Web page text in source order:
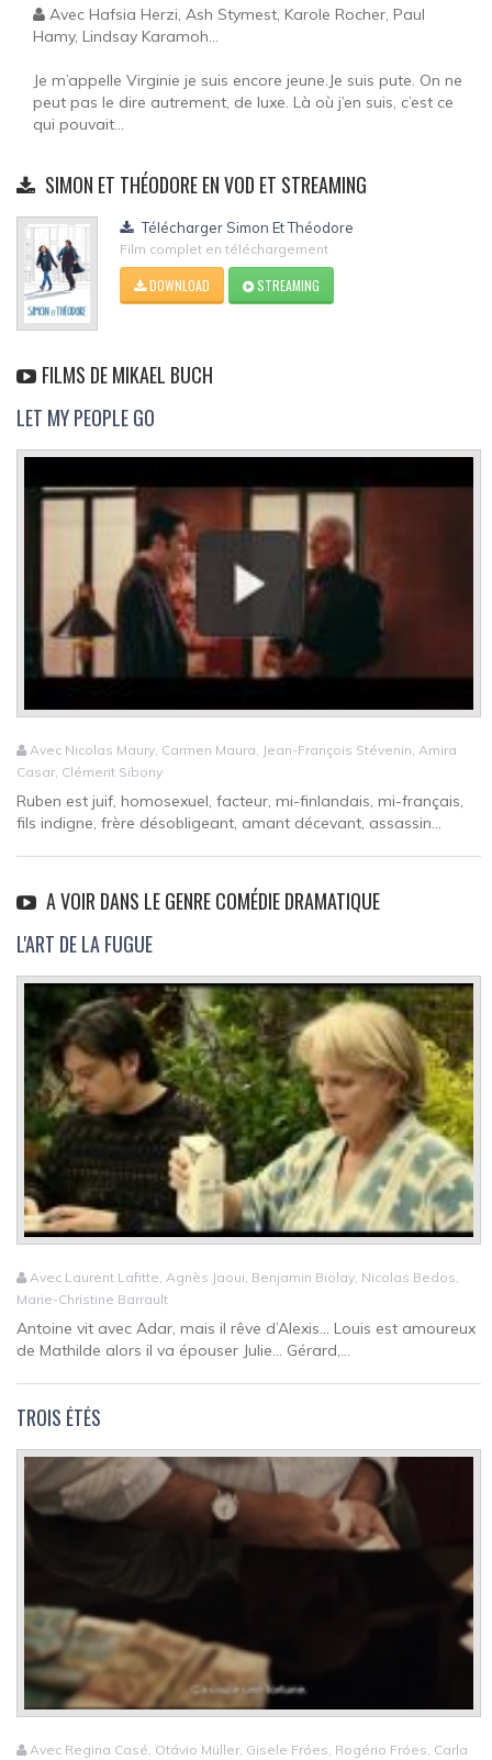
Avec Hafsia Herzi, Ash Stymest, Karole Rocher, Paul
Hamy, Lindsay Karamoh...
Je m’appelle Virginie je suis encore jeune.Je suis pute. On ne
peut pas le dire autrement, de luxe. Là où j’en suis, c’est ce
qui pouvait...
SIMON ET THÉODORE EN VOD ET STREAMING
Télécharger Simon Et Théodore
Film complet en téléchargement
DOWNLOAD STREAMING
FILMS DE MIKAEL BUCH
LET MY PEOPLE GO
Avec Nicolas Maury, Carmen Maura, Jean-François Stévenin, Amira
Casar, Clément Sibony
Ruben est juif, homosexuel, facteur, mi-finlandais, mi-français,
fils indigne, frère désobligeant, amant décevant, assassin...
A VOIR DANS LE GENRE COMÉDIE DRAMATIQUE
L'ART DE LA FUGUE
Avec Laurent Lafitte, Agnès Jaoui, Benjamin Biolay, Nicolas Bedos,
Marie-Christine Barrault
Antoine vit avec Adar, mais il rêve d’Alexis... Louis est amoureux
de Mathilde alors il va épouser Julie... Gérard,...
TROIS ÉTÉS
Avec Regina Casé, Otávio Müller, Gisele Fróes, Rogério Fróes, Carla